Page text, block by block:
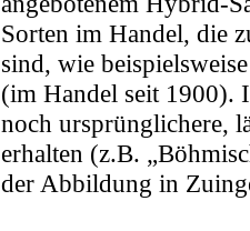
Sorten im Handel, die
sind, wie
(im Handel seit 1900).
noch ursprünglichere,
erhalten (z.B.
der Abbildung in